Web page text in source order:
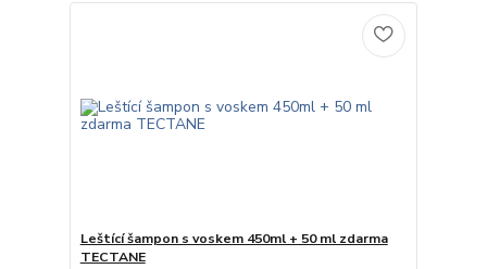
Leštící šampon s voskem 450ml + 50 ml zdarma
TECTANE